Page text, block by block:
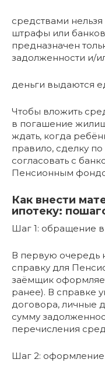
средствами
штрафы или
предназначен
задолженности и/
деньги выдаются
Чтобы вложить
в погашение
ждать, когда
правило, сделку
согласовать с
Пенсионным
Как внести
ипотеку:
Шаг 1: обращение
В первую очередь
справку для
заёмщик
ранее). В справке
договора, личные
сумму
перечисления
Шаг 2: оформление